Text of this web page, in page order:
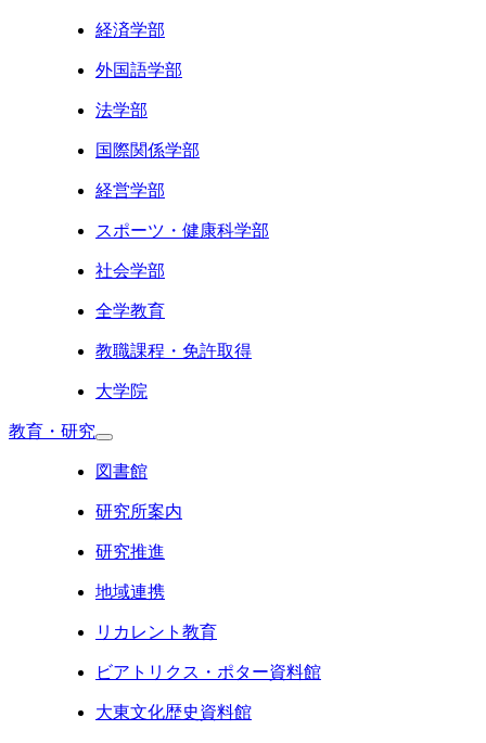
経済学部
外国語学部
法学部
国際関係学部
経営学部
スポーツ・健康科学部
社会学部
全学教育
教職課程・免許取得
大学院
教育・研究
図書館
研究所案内
研究推進
地域連携
リカレント教育
ビアトリクス・ポター資料館
大東文化歴史資料館